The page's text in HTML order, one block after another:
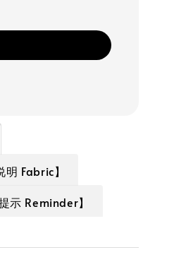
明 Fabric】
示 Reminder】